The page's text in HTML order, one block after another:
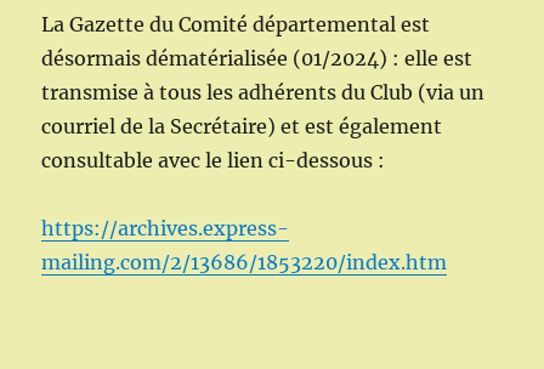
La Gazette du Comité départemental est
désormais dématérialisée (01/2024) : elle est
transmise à tous les adhérents du Club (via un
courriel de la Secrétaire) et est également
consultable avec le lien ci-dessous :
https://archives.express-
mailing.com/2/13686/1853220/index.htm